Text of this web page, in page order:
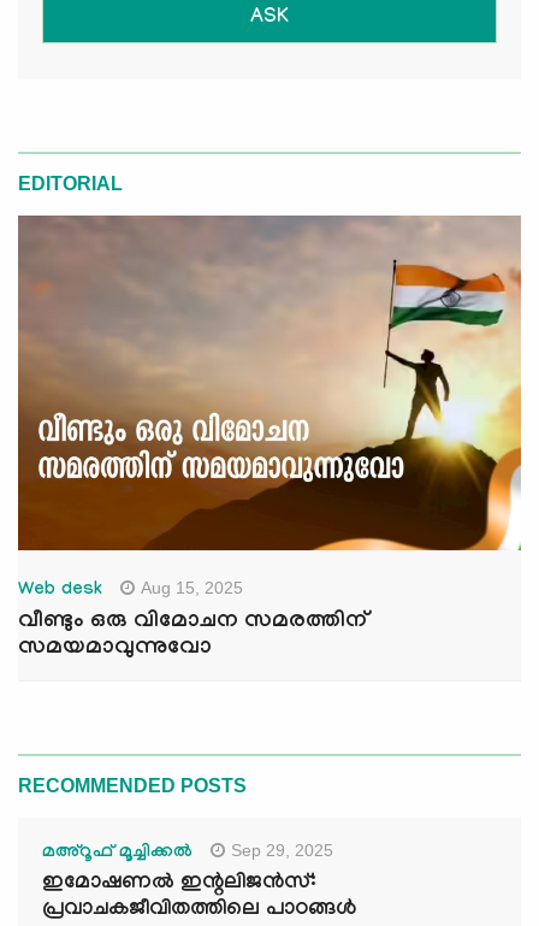
ASK
EDITORIAL
Web desk Aug 15, 2025
വീണ്ടും ഒരു വിമോചന സമരത്തിന്
സമയമാവുന്നുവോ
RECOMMENDED POSTS
മഅ്റൂഫ് മൂച്ചിക്കല്‍ Sep 29, 2025
ഇമോഷണൽ ഇന്റലിജൻസ്:
പ്രവാചകജീവിതത്തിലെ പാഠങ്ങൾ